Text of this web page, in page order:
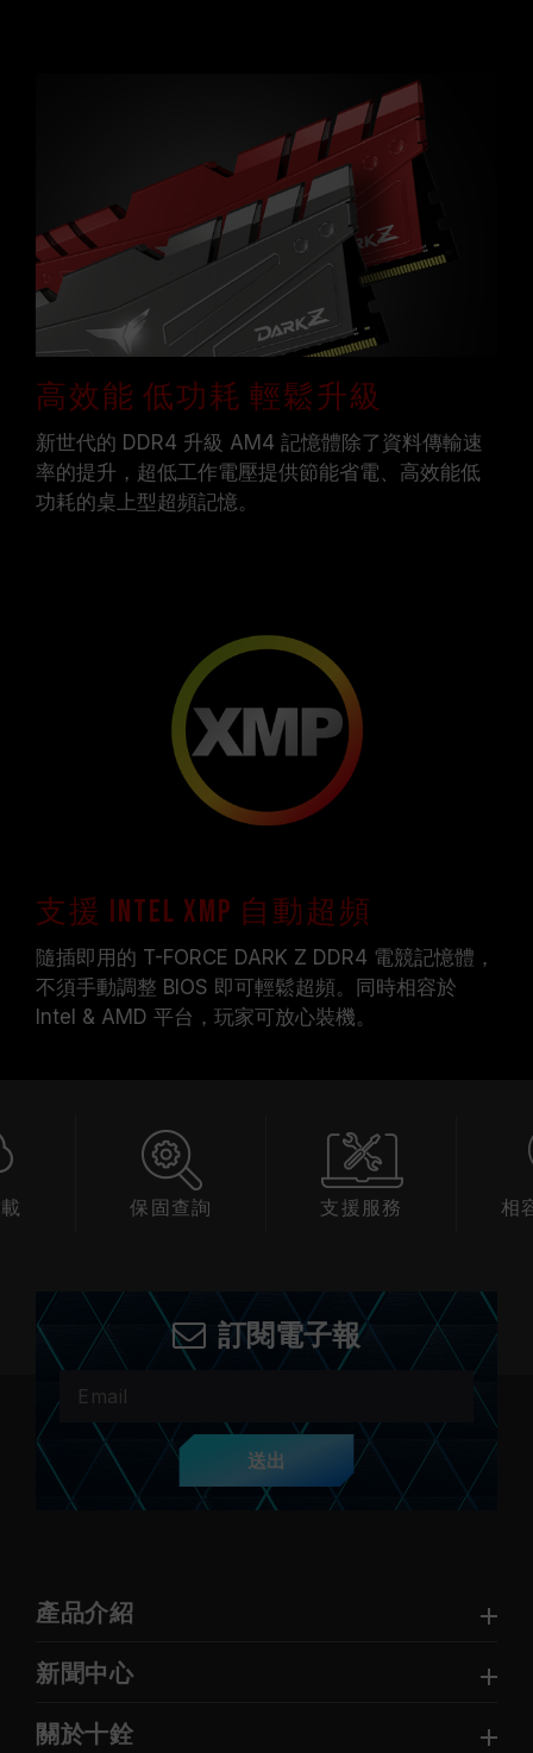
高效能 低功耗 輕鬆升級
新世代的 DDR4 升級 AM4 記憶體除了資料傳輸速
率的提升，超低工作電壓提供節能省電、高效能低
功耗的桌上型超頻記憶。
支援 Intel XMP 自動超頻
隨插即用的 T-FORCE DARK Z DDR4 電競記憶體，
不須手動調整 BIOS 即可輕鬆超頻。同時相容於
Intel & AMD 平台，玩家可放心裝機。
相容性查詢
訂閱電子報
送出
產品介紹
新聞中心
關於十銓